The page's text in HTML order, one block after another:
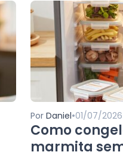
Por Daniel•01/07/2026
Como
marmita